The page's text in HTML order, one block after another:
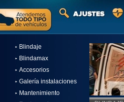
‣ Blindaje
‣ Blindamax
‣ Accesorios
‣ Galería instalaciones
‣ Mantenimiento